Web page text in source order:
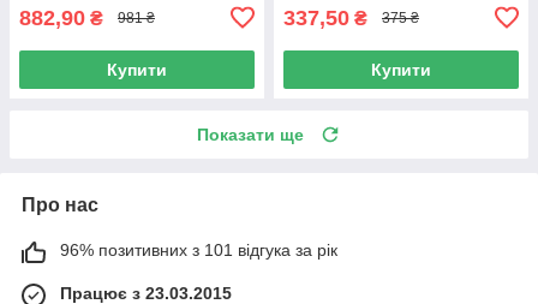
882,90 ₴ 981 ₴
Купити
337,50 ₴ 375 ₴
Купити
Показати ще
Про нас
96% позитивних з 101 відгука за рік
Працює з 23.03.2015